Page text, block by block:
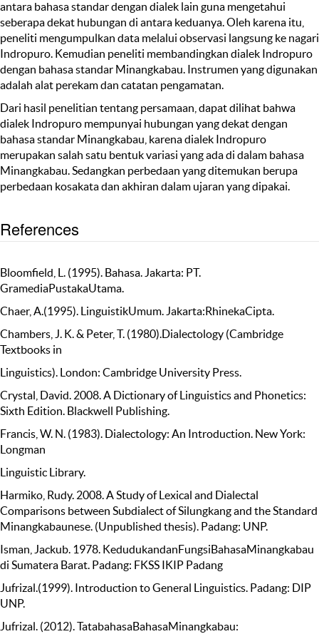
antara bahasa standar dengan dialek lain guna mengetahui
seberapa dekat hubungan di antara keduanya. Oleh karena itu,
peneliti mengumpulkan data melalui observasi langsung ke nagari
Indropuro. Kemudian peneliti membandingkan dialek Indropuro
dengan bahasa standar Minangkabau. Instrumen yang digunakan
adalah alat perekam dan catatan pengamatan.
Dari hasil penelitian tentang persamaan, dapat dilihat bahwa
dialek Indropuro mempunyai hubungan yang dekat dengan
bahasa standar Minangkabau, karena dialek Indropuro
merupakan salah satu bentuk variasi yang ada di dalam bahasa
Minangkabau. Sedangkan perbedaan yang ditemukan berupa
perbedaan kosakata dan akhiran dalam ujaran yang dipakai.
References
Bloomfield, L. (1995). Bahasa. Jakarta: PT.
GramediaPustakaUtama.
Chaer, A.(1995). LinguistikUmum. Jakarta:RhinekaCipta.
Chambers, J. K. & Peter, T. (1980).Dialectology (Cambridge
Textbooks in
Linguistics). London: Cambridge University Press.
Crystal, David. 2008. A Dictionary of Linguistics and Phonetics:
Sixth Edition. Blackwell Publishing.
Francis, W. N. (1983). Dialectology: An Introduction. New York:
Longman
Linguistic Library.
Harmiko, Rudy. 2008. A Study of Lexical and Dialectal
Comparisons between Subdialect of Silungkang and the Standard
Minangkabaunese. (Unpublished thesis). Padang: UNP.
Isman, Jackub. 1978. KedudukandanFungsiBahasaMinangkabau
di Sumatera Barat. Padang: FKSS IKIP Padang
Jufrizal.(1999). Introduction to General Linguistics. Padang: DIP
UNP.
Jufrizal. (2012). TatabahasaBahasaMinangkabau: